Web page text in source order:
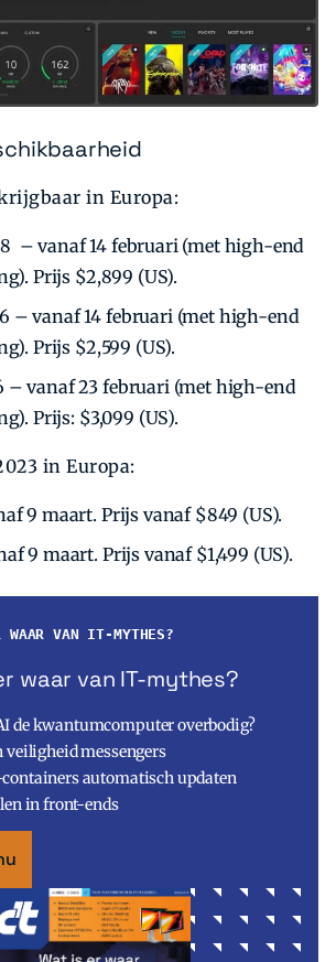
in Europa:
– vanaf 14 februari (met high-end
Prijs $2,899 (US).
– vanaf 14 februari (met high-end
Prijs $2,599 (US).
– vanaf 23 februari (met high-end
Prijs: $3,099 (US).
in Europa:
9 maart. Prijs vanaf $849 (US).
9 maart. Prijs vanaf $1,499 (US).
VAN IT-MYTHES?
waar van IT-mythes?
de kwantumcomputer overbodig?
veiligheid messengers
automatisch updaten
in front-ends